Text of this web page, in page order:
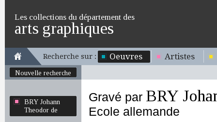
Les collections du département des
arts graphiques
Recherche sur : Oeuvres Artistes
Nouvelle recherche
BRY Johann
Theodor de
Gravé par BRY
Ecole allemande